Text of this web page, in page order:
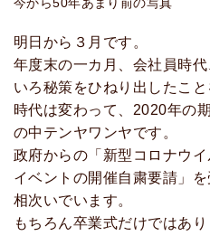
明日から３月です。
年度末の一カ月、会社員時
いろ秘策をひねり出したこと
時代は変わって、2020年の
の中テンヤワンヤです。
政府からの「新型コロナウ
イベントの開催自粛要請」
相次いでいます。
もちろん卒業式だけではあり